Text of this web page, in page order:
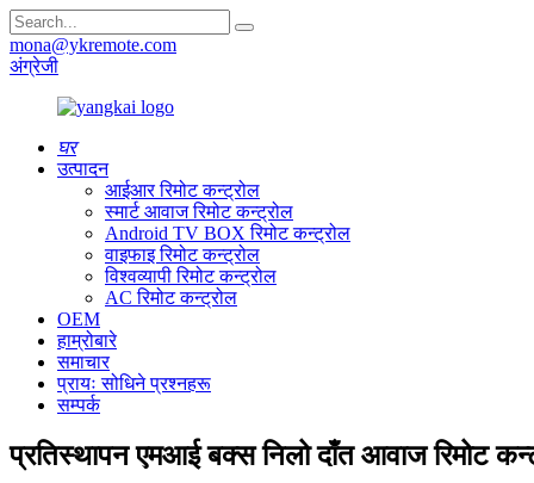
mona@ykremote.com
अंग्रेजी
घर
उत्पादन
आईआर रिमोट कन्ट्रोल
स्मार्ट आवाज रिमोट कन्ट्रोल
Android TV BOX रिमोट कन्ट्रोल
वाइफाइ रिमोट कन्ट्रोल
विश्वव्यापी रिमोट कन्ट्रोल
AC रिमोट कन्ट्रोल
OEM
हाम्रोबारे
समाचार
प्रायः सोधिने प्रश्नहरू
सम्पर्क
प्रतिस्थापन एमआई बक्स निलो दाँत आवाज रिमोट